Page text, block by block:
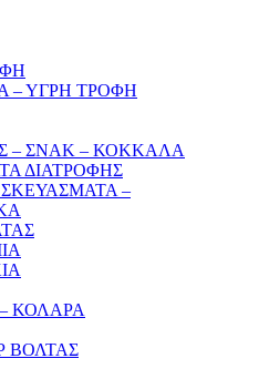
– ΥΓΡΗ ΤΡΟΦΗ
– ΣΝΑΚ – ΚΟΚΚΑΛΑ
ΔΙΑΤΡΟΦΗΣ
–
ΚΟΛΑΡΑ
ΒΟΛΤΑΣ